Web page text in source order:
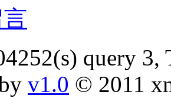
query
v1.0 © 2011